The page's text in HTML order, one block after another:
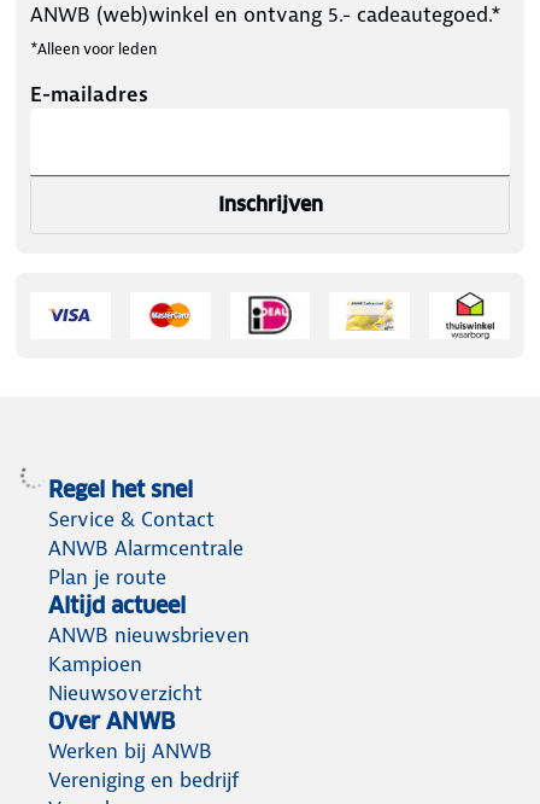
ANWB (web)winkel en ontvang 5.- cadeautegoed.*
*Alleen voor leden
E-mailadres
Inschrijven
Regel het snel
Service & Contact
ANWB Alarmcentrale
Plan je route
Altijd actueel
ANWB nieuwsbrieven
Kampioen
Nieuwsoverzicht
Over ANWB
Werken bij ANWB
Vereniging en bedrijf